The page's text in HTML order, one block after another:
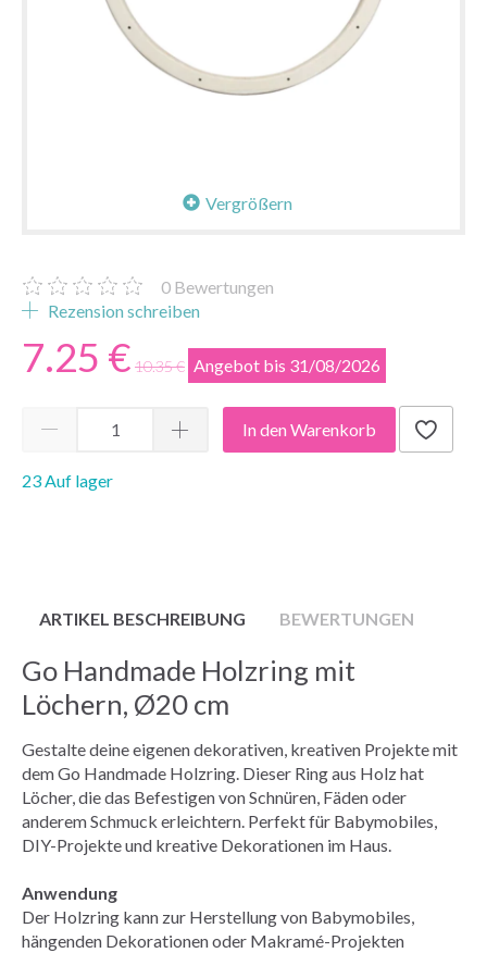
Vergrößern
0 Bewertungen
Rezension schreiben
7.25 € 10.35 € Angebot bis 31/08/2026
In den Warenkorb
23 Auf lager
ARTIKEL BESCHREIBUNG BEWERTUNGEN
Go Handmade Holzring mit
Löchern, Ø20 cm
Gestalte deine eigenen dekorativen, kreativen Projekte mit
dem Go Handmade Holzring. Dieser Ring aus Holz hat
Löcher, die das Befestigen von Schnüren, Fäden oder
anderem Schmuck erleichtern. Perfekt für Babymobiles,
DIY-Projekte und kreative Dekorationen im Haus.
Anwendung
Der Holzring kann zur Herstellung von Babymobiles,
hängenden Dekorationen oder Makramé-Projekten